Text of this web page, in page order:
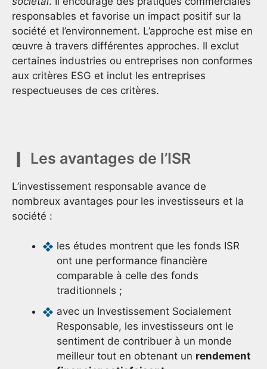
responsables et favorise un impact positif sur la
société et l’environnement. L’approche est mise en
œuvre à travers différentes approches. Il exclut
certaines industries ou entreprises non conformes
aux critères ESG et inclut les entreprises
respectueuses de ces critères.
Les avantages de l’ISR
L’investissement responsable avance de
nombreux avantages pour les investisseurs et la
société :
les études montrent que les fonds ISR
ont une performance financière
comparable à celle des fonds
traditionnels ;
avec un Investissement Socialement
Responsable, les investisseurs ont le
sentiment de contribuer à un monde
meilleur tout en obtenant un rendement